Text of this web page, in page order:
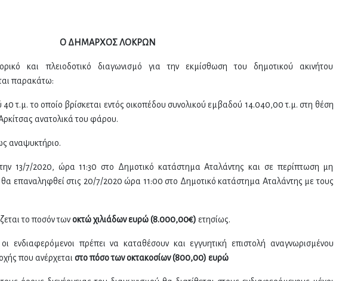
Ο ΔΗΜΑΡΧΟΣ ΛΟΚΡΩΝ
και πλειοδοτικό διαγωνισμό για την εκμίσθωση του δημοτικού ακινήτου
παρακάτω:
40 τ.μ. το οποίο βρίσκεται εντός οικοπέδου συνολικού εμβαδού 14.040,00 τ.μ. στη θέση
ανατολικά του φάρου.
αναψυκτήριο.
13/7/2020, ώρα 11:30 στο Δημοτικό κατάστημα Αταλάντης και σε περίπτωση μη
επαναληφθεί στις 20/7/2020 ώρα 11:00 στο Δημοτικό κατάστημα Αταλάντης με τους
το ποσόν τωνοκτώ χιλιάδων ευρώ (8.000,00€) ετησίως.
ενδιαφερόμενοι πρέπει να καταθέσουν και εγγυητική επιστολή αναγνωρισμένου
που ανέρχεται στο πόσο των οκτακοσίων (800,00) ευρώ